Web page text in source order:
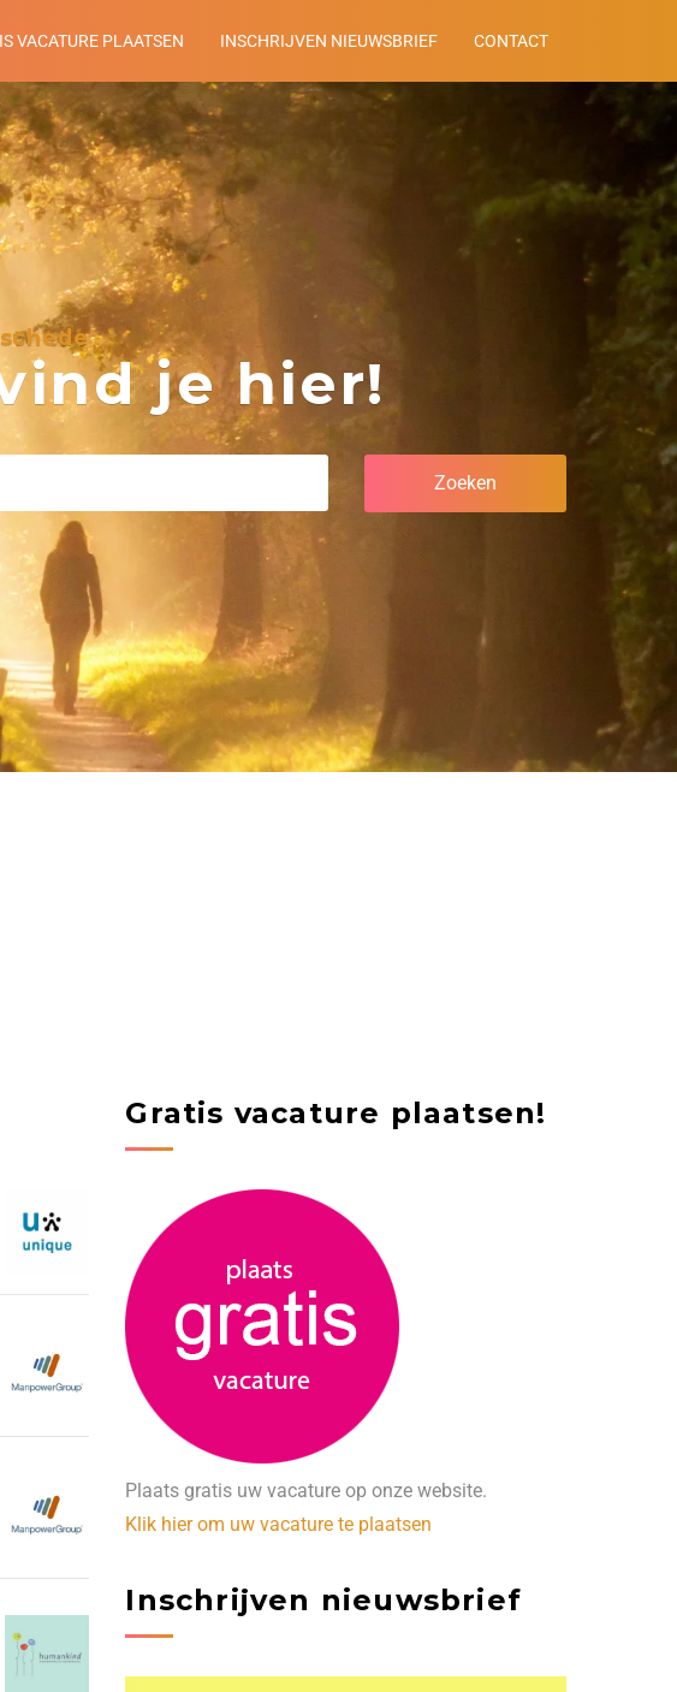
VACATURE PLAATSEN INSCHRIJVEN NIEUWSBRIEF CONTACT
je hier!
Gratis vacature plaatsen!
Plaats gratis uw vacature op onze website.
Klik hier om uw vacature te plaatsen
Inschrijven nieuwsbrief